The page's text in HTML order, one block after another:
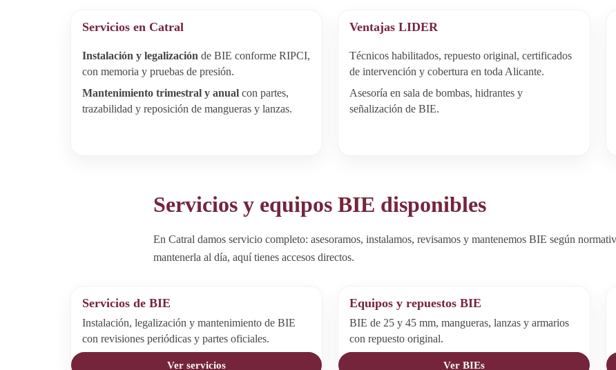
Servicios en Catral
Instalación y legalización de BIE conforme RIPCI,
con memoria y pruebas de presión.
Mantenimiento trimestral y anual con partes,
trazabilidad y reposición de mangueras y lanzas.
Ventajas LIDER
Técnicos habilitados, repuesto original, certificados
de intervención y cobertura en toda Alicante.
Asesoría en sala de bombas, hidrantes y
señalización de BIE.
Servicios y equipos BIE disponibles
En Catral damos servicio completo: asesoramos, instalamos, revisamos y mantenemos BIE según
mantenerla al día, aquí tienes accesos directos.
Servicios de BIE
Instalación, legalización y mantenimiento de BIE
con revisiones periódicas y partes oficiales.
Ver servicios
Equipos y repuestos BIE
BIE de 25 y 45 mm, mangueras, lanzas y armarios
con repuesto original.
Ver BIEs